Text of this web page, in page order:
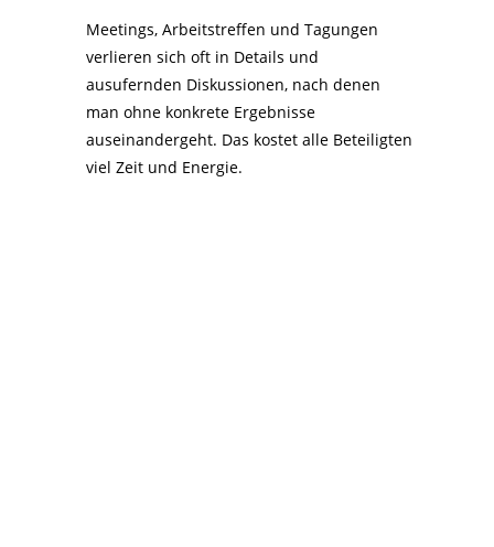
Meetings, Arbeitstreffen und Tagungen
verlieren sich oft in Details und
ausufernden Diskussionen, nach denen
man ohne konkrete Ergebnisse
auseinandergeht. Das kostet alle Beteiligten
viel Zeit und Energie.